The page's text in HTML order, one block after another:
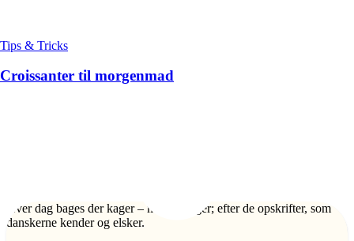
Tips & Tricks
Croissanter til morgenmad
Hver dag bages der kager – mange kager; efter de opskrifter, som
danskerne kender og elsker.